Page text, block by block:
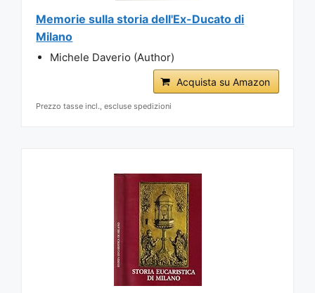
Memorie sulla storia dell'Ex-Ducato di
Milano
Michele Daverio (Author)
Acquista su Amazon
Prezzo tasse incl., escluse spedizioni